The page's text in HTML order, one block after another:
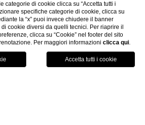
PRIVACY
DATI SOCIETARI
GDS ACCESSIBILITÀ
categorie di cookie clicca su “Accetta tutti i
specifiche categorie di cookie, clicca su
la “x” puoi invece chiudere il banner
cookie diversi da quelli tecnici. Per riaprire il
clicca su “Cookie” nel footer del sito
Per maggiori informazioni clicca qui.